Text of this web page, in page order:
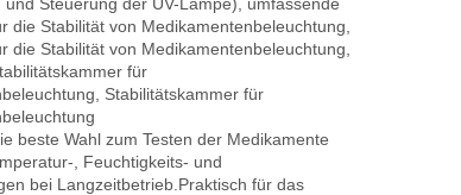
die Stabilität von Medikamentenbeleuchtung,
die Stabilität von Medikamentenbeleuchtung,
für
Stabilitätskammer für
beste Wahl zum Testen der Medikamente
, Feuchtigkeits- und
bei Langzeitbetrieb.Praktisch für das